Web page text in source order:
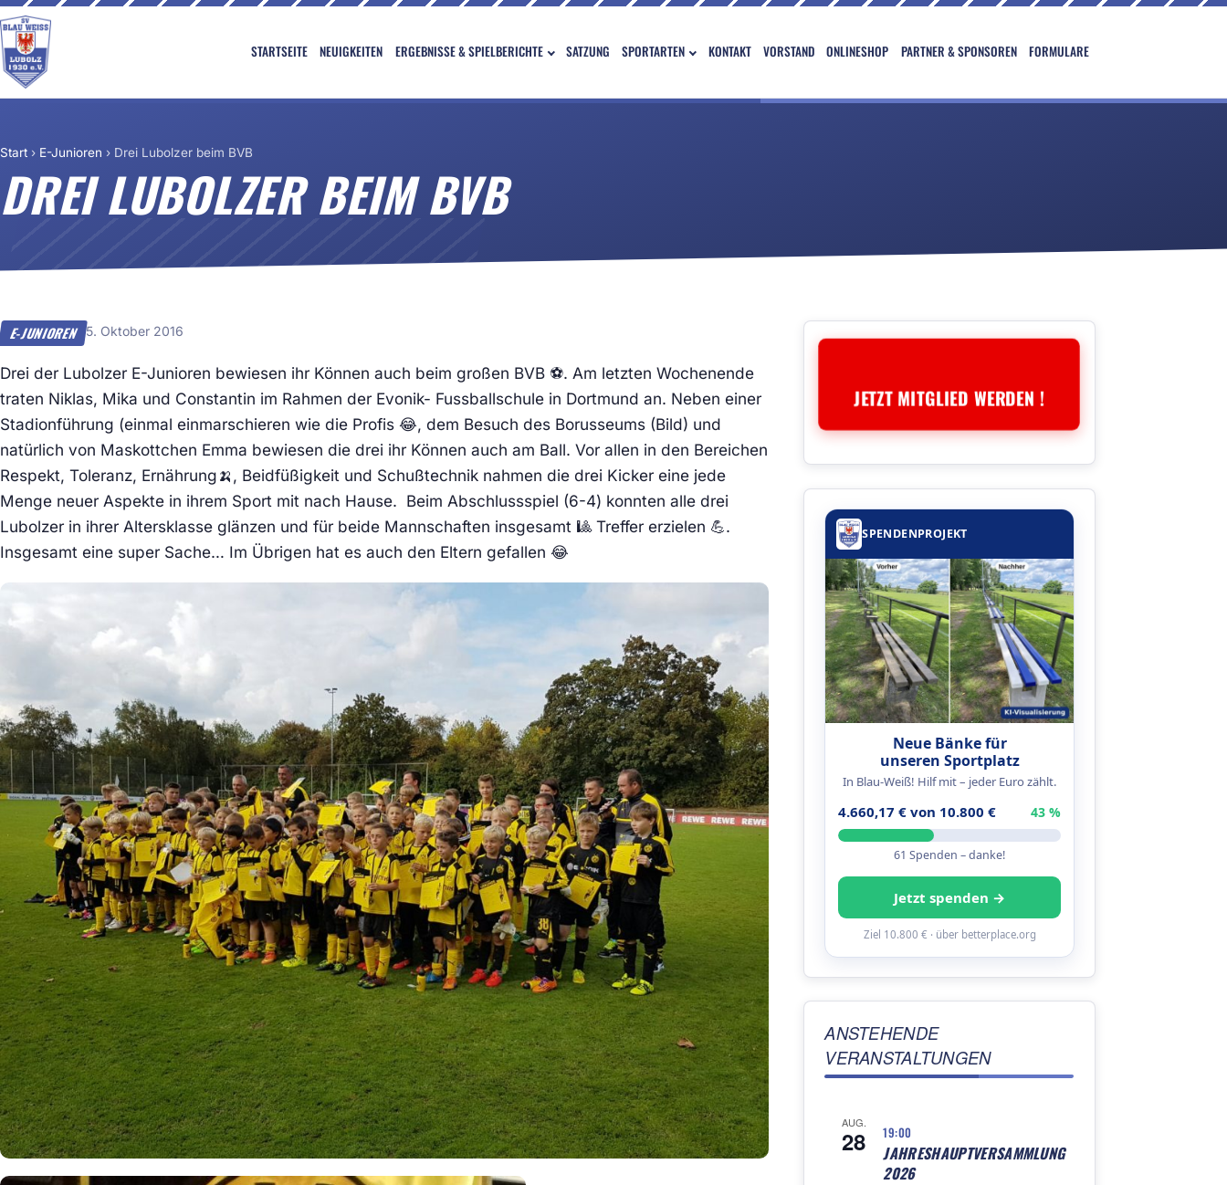
STARTSEITE NEUIGKEITEN ERGEBNISSE & SPIELBERICHTE SATZUNG SPORTARTEN KONTAKT VORSTAND ONLINESHOP PARTNER & SPONSOREN FORMULARE
Start › E-Junioren › Drei Lubolzer beim BVB
DREI LUBOLZER BEIM BVB
E-JUNIOREN 5. Oktober 2016
Drei der Lubolzer E-Junioren bewiesen ihr Können auch beim großen BVB ⚽. Am letzten Wochenende
traten Niklas, Mika und Constantin im Rahmen der Evonik- Fussballschule in Dortmund an. Neben einer
Stadionführung (einmal einmarschieren wie die Profis 😂, dem Besuch des Borusseums (Bild) und
natürlich von Maskottchen Emma bewiesen die drei ihr Können auch am Ball. Vor allen in den Bereichen
Respekt, Toleranz, Ernährung🍌, Beidfüßigkeit und Schußtechnik nahmen die drei Kicker eine jede
Menge neuer Aspekte in ihrem Sport mit nach Hause. Beim Abschlussspiel (6-4) konnten alle drei
Lubolzer in ihrer Altersklasse glänzen und für beide Mannschaften insgesamt 🎱 Treffer erzielen 💪.
Insgesamt eine super Sache… Im Übrigen hat es auch den Eltern gefallen 😂
JETZT MITGLIED WERDEN !
SPENDENPROJEKT
Neue Bänke für
unseren Sportplatz
In Blau-Weiß! Hilf mit – jeder Euro zählt.
4.660,17 € von 10.800 € 43 %
61 Spenden – danke!
Jetzt spenden →
Ziel 10.800 € · über betterplace.org
ANSTEHENDE
VERANSTALTUNGEN
AUG.
28 19:00
JAHRESHAUPTVERSAMMLUNG
2026